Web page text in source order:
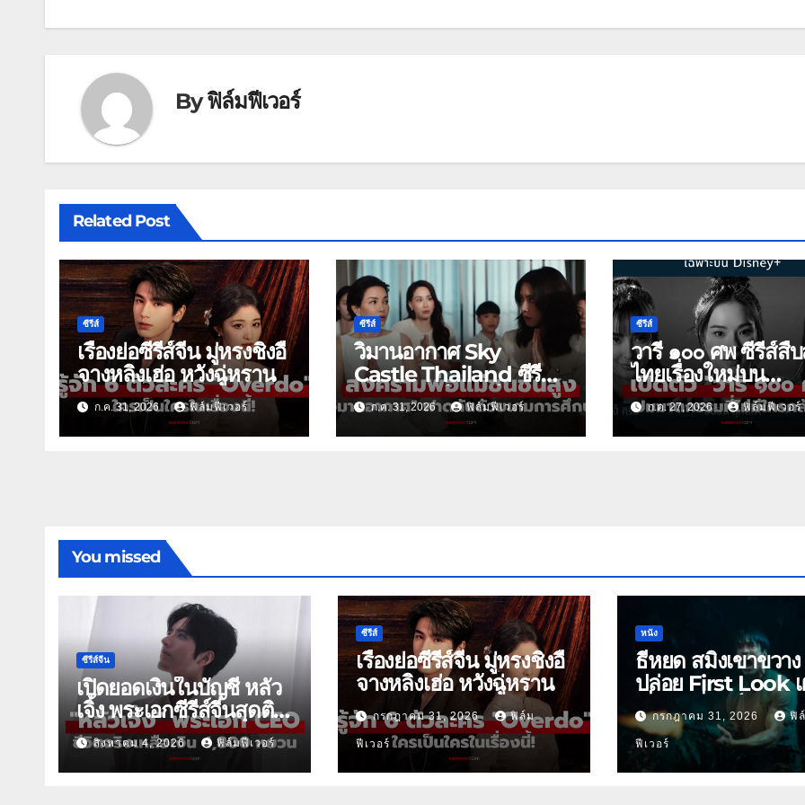
Byฟิล์มฟีเวอร์
Related Post
ซีรีส์
เรื่องย่อซีรีส์จีน มู่หรงชิงอี้
จางหลิงเฮ่อ หวังฉู่หราน
ก.ค. 31, 2026 ฟิล์มฟีเวอร์
ซีรีส์
วิมานอากาศ Sky
Castle Thailand ซีรีส์
ดราม่าฟอร์มยักษ์ ช่อง
วัน31
ก.ค. 31, 2026 ฟิล์มฟีเวอร์
ซีรีส์
วารี ๑๐๐ ศพ ซีรีส์สื
ไทยเรื่องใหม่บน
Disney+
ก.ค. 27, 2026 ฟิล์มฟีเวอร์
You missed
ซีรีส์จีน
เปิดยอดเงินในบัญชี หลัว
เจิ้ง พระเอกซีรีส์จีนสุดติด
ดินสิงหาคม 4, 2026 ฟิล์มฟีเวอร์
ซีรีส์
เรื่องย่อซีรีส์จีน มู่หรงชิงอี้
จางหลิงเฮ่อ หวังฉู่หราน
กรกฎาคม 31, 2026 ฟิล์ม
ฟีเวอร์
หนัง
ธี่หยด สมิงเขาขวาง
ปล่อย First Look
เริ่มต้นพี่ยักษ์ 30 ก.
กรกฎาคม 31, 2026 ฟิ
ฟีเวอร์